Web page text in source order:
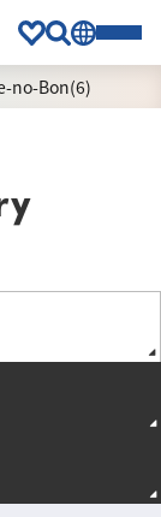
no-Bon(6)